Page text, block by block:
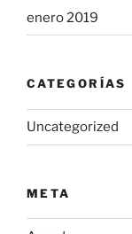
enero 2019
CATEGORÍAS
Uncategorized
META